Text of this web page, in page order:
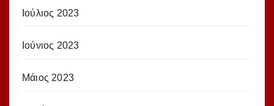
Ιούλιος 2023
Ιούνιος 2023
Μάιος 2023